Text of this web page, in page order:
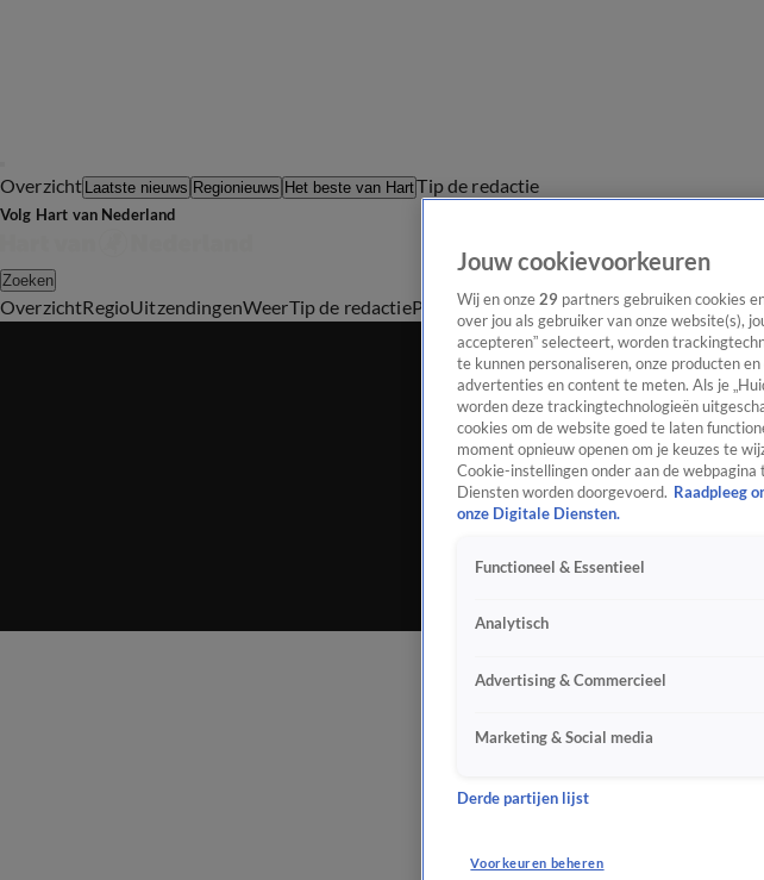
Overzicht Laatste nieuws Regionieuws Het beste van HartTip de redactie
Volg Hart van Nederland
Zoeken
OverzichtRegioUitzendingenWeerTip de redactiePanelVideo's
Jouw cookievoorkeuren
Wij en onze 29 partners gebruiken cookies
over jou als gebruiker van onze website(s),
accepteren” selecteert, worden
te kunnen personaliseren, onze producten
advertenties en content te meten. Als je
worden deze trackingtechnologieën
cookies om de website goed te laten
moment opnieuw openen om je keuzes te
Cookie-instellingen onder aan de
Diensten worden doorgevoerd. Raadpleeg
onze Digitale Diensten.
Functioneel & Essentieel
Analytisch
Advertising & Commercieel
Marketing & Social media
Derde partijen lijst
Voorkeuren beheren